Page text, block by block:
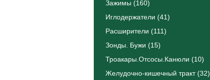
Зажимы (160)
Иглодержатели (41)
Расширители (111)
Зонды. Бужи (15)
Троакары.Отсосы.Канюли (10)
Желудочно-кишечный тракт (32)